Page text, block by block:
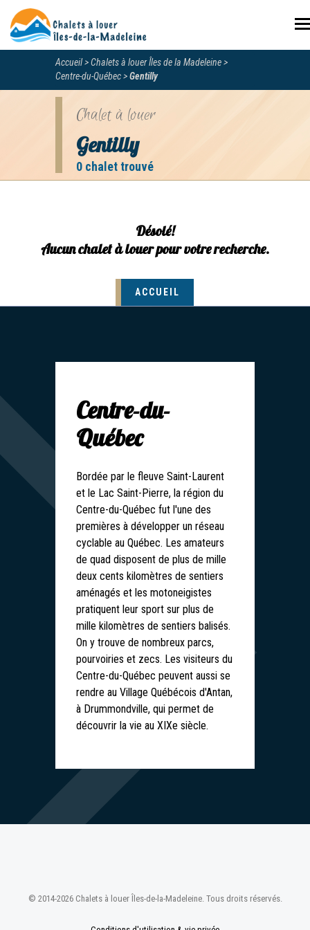
Accueil
Chalets à louer Îles de la Madeleine
Centre-du-Québec
Gentilly
Chalet à louer
Gentilly
0 chalet trouvé
Désolé!
Aucun chalet à louer pour votre recherche.
ACCUEIL
Centre-du-
Québec
Bordée par le fleuve Saint-Laurent
et le Lac Saint-Pierre, la région du
Centre-du-Québec fut l'une des
premières à développer un réseau
cyclable au Québec. Les amateurs
de quad disposent de plus de mille
deux cents kilomètres de sentiers
aménagés et les motoneigistes
pratiquent leur sport sur plus de
mille kilomètres de sentiers balisés.
On y trouve de nombreux parcs,
pourvoiries et zecs. Les visiteurs du
Centre-du-Québec peuvent aussi se
rendre au Village Québécois d'Antan,
à Drummondville, qui permet de
découvrir la vie au XIXe siècle.
© 2014-2026 Chalets à louer Îles-de-la-Madeleine. Tous droits réservés.